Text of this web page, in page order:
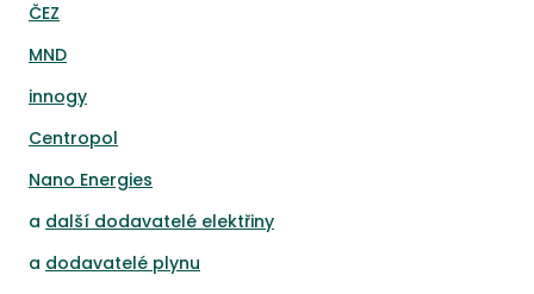
ČEZ
MND
innogy
Centropol
Nano Energies
a další dodavatelé elektřiny
a dodavatelé plynu